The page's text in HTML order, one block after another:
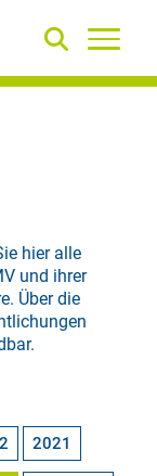
hier alle
und ihrer
Über die
2021